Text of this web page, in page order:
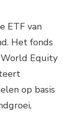
ETF van
Het fonds
Equity
op basis